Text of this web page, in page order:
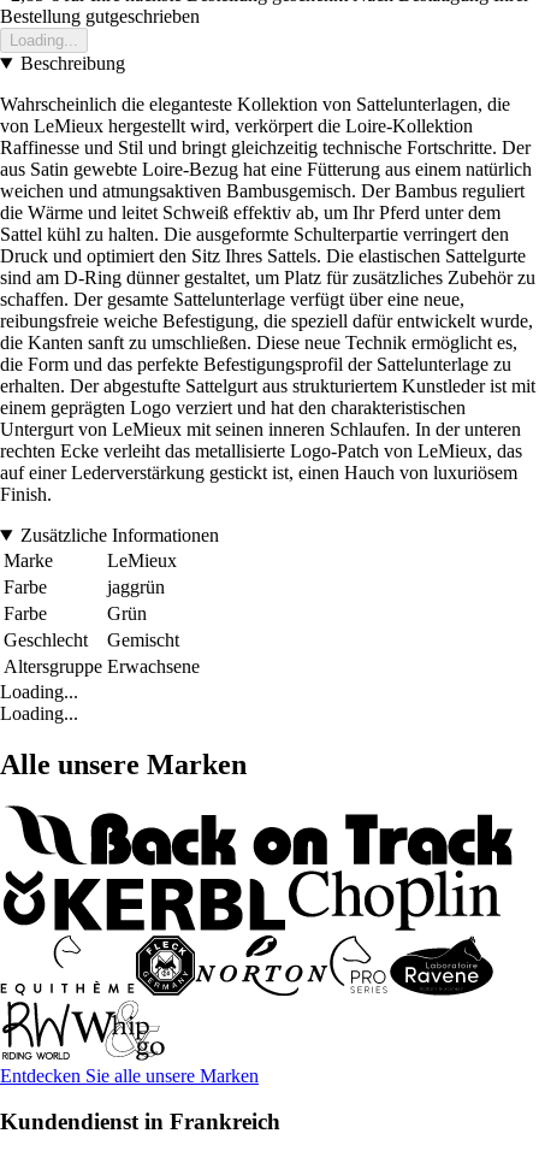
Bestellung gutgeschrieben
Loading...
Beschreibung
Wahrscheinlich die eleganteste Kollektion von Sattelunterlagen, die
von LeMieux hergestellt wird, verkörpert die Loire-Kollektion
Raffinesse und Stil und bringt gleichzeitig technische Fortschritte. Der
aus Satin gewebte Loire-Bezug hat eine Fütterung aus einem natürlich
weichen und atmungsaktiven Bambusgemisch. Der Bambus reguliert
die Wärme und leitet Schweiß effektiv ab, um Ihr Pferd unter dem
Sattel kühl zu halten. Die ausgeformte Schulterpartie verringert den
Druck und optimiert den Sitz Ihres Sattels. Die elastischen Sattelgurte
sind am D-Ring dünner gestaltet, um Platz für zusätzliches Zubehör zu
schaffen. Der gesamte Sattelunterlage verfügt über eine neue,
reibungsfreie weiche Befestigung, die speziell dafür entwickelt wurde,
die Kanten sanft zu umschließen. Diese neue Technik ermöglicht es,
die Form und das perfekte Befestigungsprofil der Sattelunterlage zu
erhalten. Der abgestufte Sattelgurt aus strukturiertem Kunstleder ist mit
einem geprägten Logo verziert und hat den charakteristischen
Untergurt von LeMieux mit seinen inneren Schlaufen. In der unteren
rechten Ecke verleiht das metallisierte Logo-Patch von LeMieux, das
auf einer Lederverstärkung gestickt ist, einen Hauch von luxuriösem
Finish.
Zusätzliche Informationen
Marke
LeMieux
Farbe
jaggrün
Farbe
Grün
Geschlecht
Gemischt
Altersgruppe Erwachsene
Loading...
Loading...
Alle unsere Marken
Entdecken Sie alle unsere Marken
Kundendienst in Frankreich